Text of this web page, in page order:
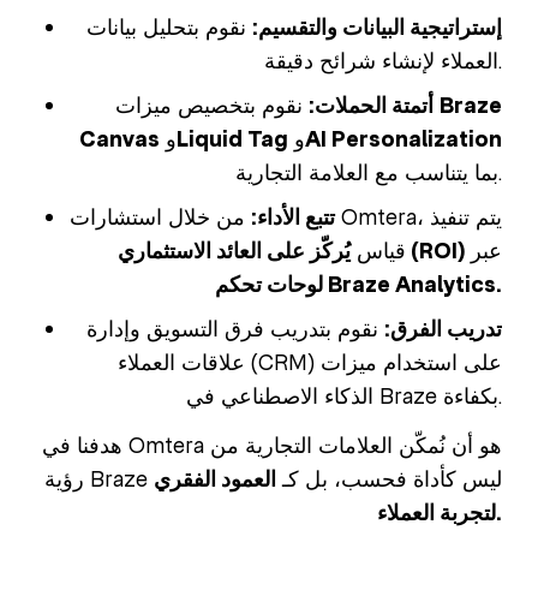
إستراتيجية البيانات والتقسيم: نقوم بتحليل بيانات
العملاء لإنشاء شرائح دقيقة.
أتمتة الحملات: Braze
Canvas وLiquid Tag وAI Personalization
بما يتناسب مع العلامة التجارية.
تتبع الأداء: من خلال استشارات Omtera، يتم تنفيذ
قياس يُركّز على العائد الاستثماري (ROI) عبر
لوحات تحكم Braze Analytics.
تدريب الفرق: نقوم بتدريب فرق التسويق وإدارة
علاقات العملاء (CRM) على استخدام ميزات
الذكاء الاصطناعي في Braze بكفاءة.
هدفنا في Omtera هو أن نُمكّن العلامات التجارية من
رؤية Braze ليس كأداة فحسب، بل كـ العمود الفقري
لتجربة العملاء.